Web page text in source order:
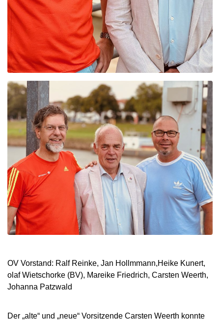
OV Vorstand: Ralf Reinke, Jan Hollmmann,Heike Kunert,
olaf Wietschorke (BV), Mareike Friedrich, Carsten Weerth,
Johanna Patzwald
Der „alte“ und „neue“ Vorsitzende Carsten Weerth konnte